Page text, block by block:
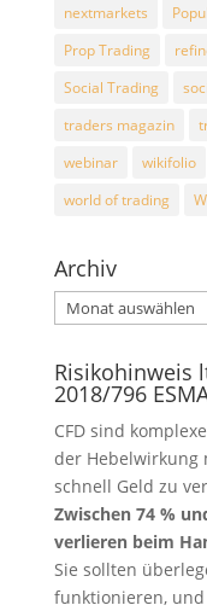
nextmarkets
Prop Trading
Social Trading
traders magazin
webinar
wikifolio
world of trading
Archiv
Archiv
Risikohinweis
2018/796
CFD sind
der Hebelwirkung
schnell Geld zu
Zwischen 74 %
verlieren beim
Sie sollten
funktionieren, und